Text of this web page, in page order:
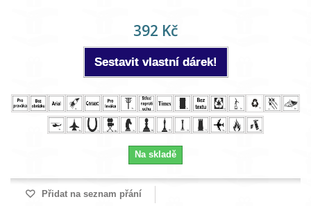
392 Kč
Sestavit vlastní dárek!
Na skladě
Přidat na seznam přání